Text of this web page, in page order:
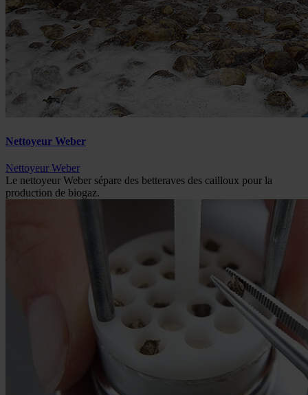
Nettoyeur Weber
Nettoyeur Weber
Le nettoyeur Weber sépare des betteraves des cailloux pour la
production de biogaz.